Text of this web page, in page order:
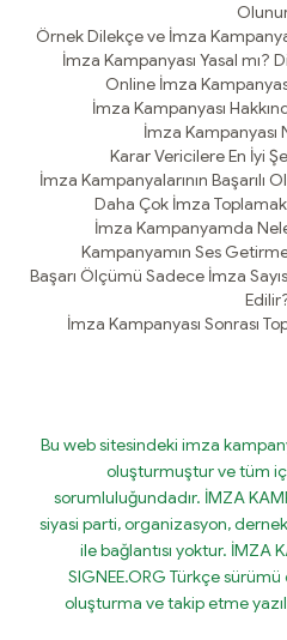
Örnek Dilekçe ve İmza
İmza Kampanyası Yasal mı?
Online İmza
İmza Kampanyası
İmza Kampanyası
Karar Vericilere En İyi
İmza Kampanyalarının Başarılı
Daha Çok İmza
İmza Kampanyamda
Kampanyamın Ses
Başarı Ölçümü Sadece İmza
İmza Kampanyası Sonrası
Bu web sitesindeki imza
oluşturmuştur ve tüm
sorumluluğundadır. İMZA
siyasi parti, organizasyon,
ile bağlantısı yoktur. İMZA
SIGNEE.ORG Türkçe
oluşturma ve takip etme